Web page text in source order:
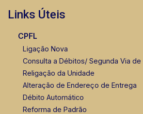
Links Úteis
CPFL
Ligação Nova
Consulta a Débitos/ Segunda Via de
Religação da Unidade
Alteração de Endereço de Entrega
Débito Automático
Reforma de Padrão